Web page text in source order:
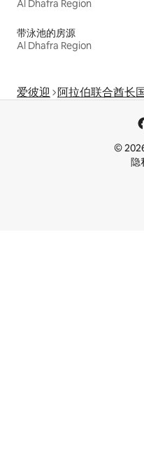
Al Dhafra Region
带泳池的房源
Al Dhafra Region
爱彼迎 阿拉伯联合酋长
©
隐